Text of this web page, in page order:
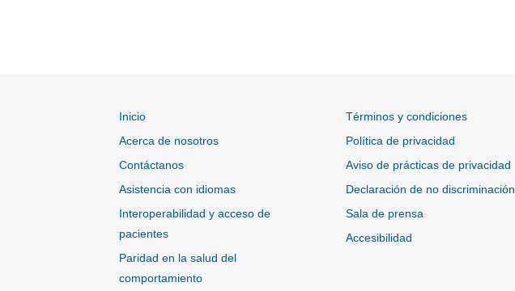
Inicio
Acerca de nosotros
Contáctanos
Asistencia con idiomas
Interoperabilidad y acceso de
pacientes
Paridad en la salud del
comportamiento
Términos y condiciones
Política de privacidad
Aviso de prácticas de privacidad
Declaración de no discriminación
Sala de prensa
Accesibilidad